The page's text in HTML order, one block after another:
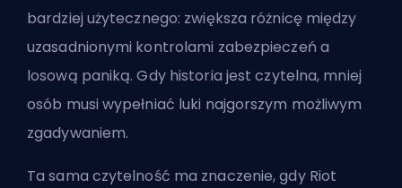
bardziej użytecznego: zwiększa różnicę między
uzasadnionymi kontrolami zabezpieczeń a
losową paniką. Gdy historia jest czytelna, mniej
osób musi wypełniać luki najgorszym możliwym
zgadywaniem.
Ta sama czytelność ma znaczenie, gdy Riot